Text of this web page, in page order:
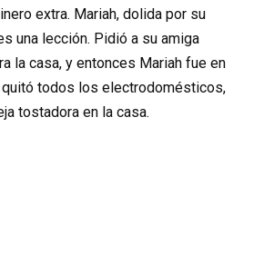
extra. Mariah, dolida por su
una lección. Pidió a su amiga
la casa, y entonces Mariah fue en
todos los electrodomésticos,
tostadora en la casa.